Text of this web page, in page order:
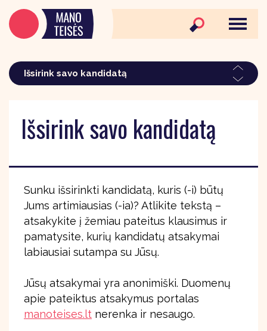
Išsirink savo kandidatą
Išsirink savo kandidatą
Sunku išsirinkti kandidatą, kuris (-i) būtų
Jums artimiausias (-ia)? Atlikite tekstą –
atsakykite į žemiau pateitus klausimus ir
pamatysite, kurių kandidatų atsakymai
labiausiai sutampa su Jūsų.
Jūsų atsakymai yra anonimiški. Duomenų
apie pateiktus atsakymus portalas
manoteises.lt nerenka ir nesaugo.